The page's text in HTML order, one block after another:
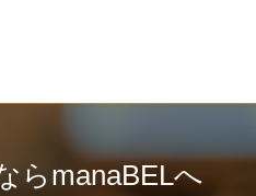
らmanaBELへ